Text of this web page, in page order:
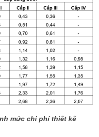
mức chi phí thiết kế